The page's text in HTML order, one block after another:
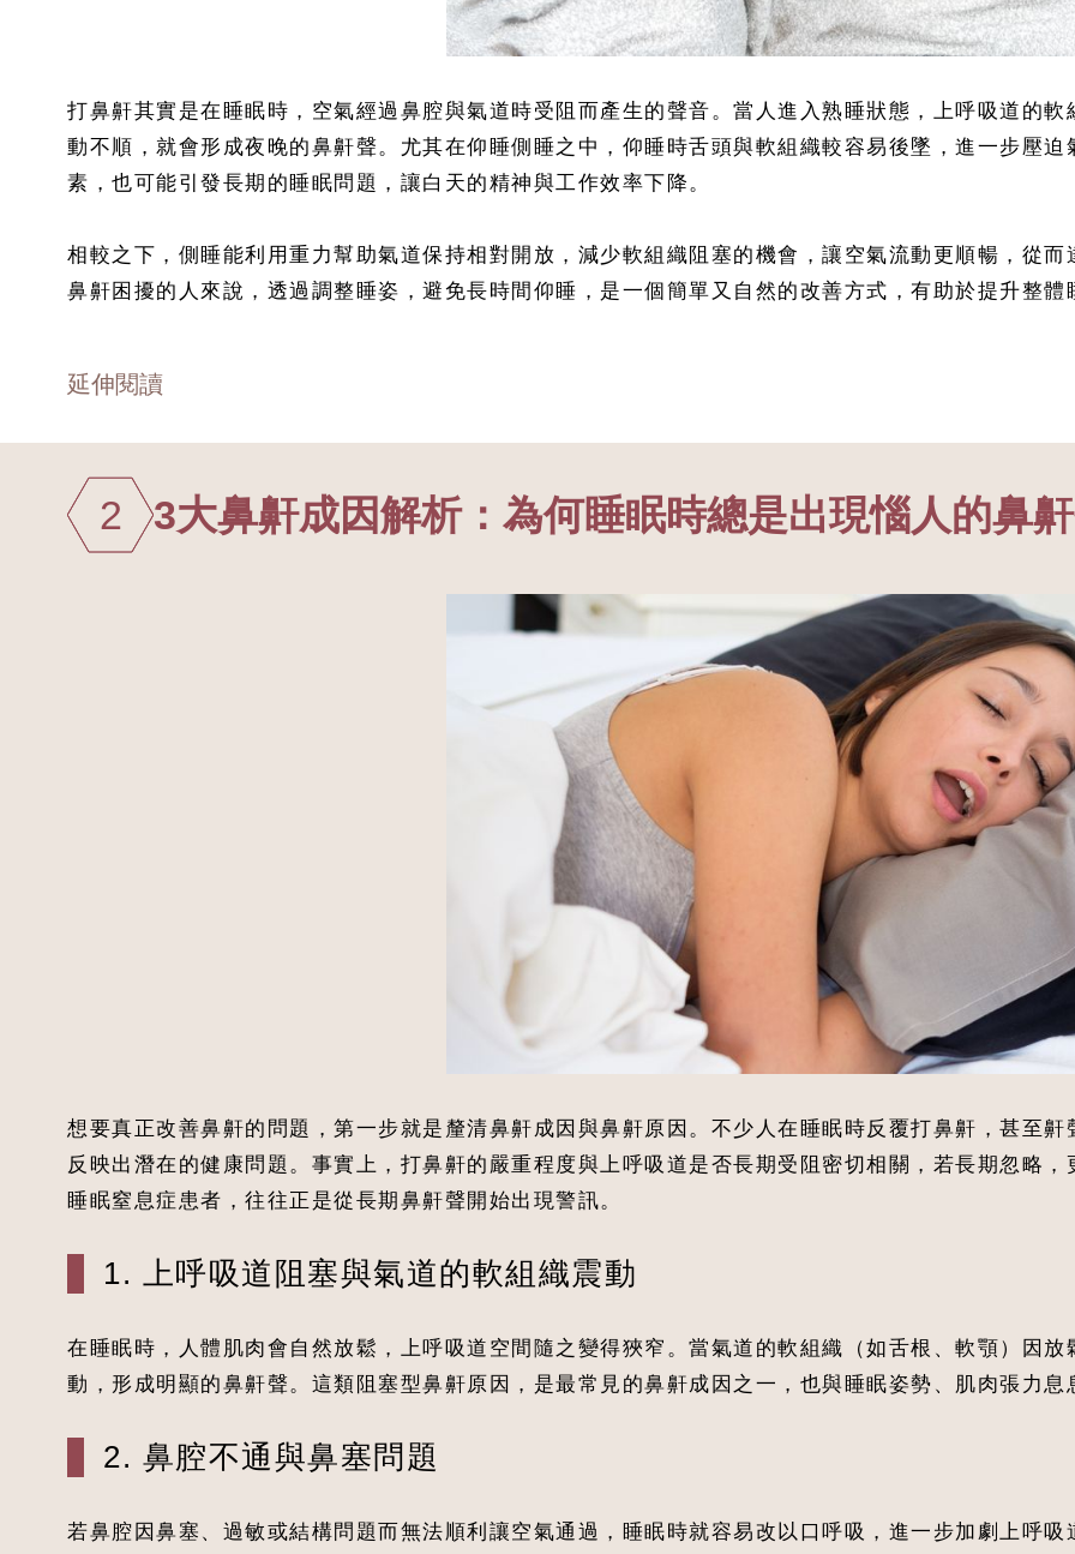
打鼻鼾其實是在睡眠時，空氣經過鼻腔與氣道時受阻而產生的聲音。當人進入熟睡狀態，上呼吸道的
動不順，就會形成夜晚的鼻鼾聲。尤其在仰睡側睡之中，仰睡時舌頭與軟組織較容易後墜，進一步壓
素，也可能引發長期的睡眠問題，讓白天的精神與工作效率下降。
相較之下，側睡能利用重力幫助氣道保持相對開放，減少軟組織阻塞的機會，讓空氣流動更順暢，從
鼻鼾困擾的人來說，透過調整睡姿，避免長時間仰睡，是一個簡單又自然的改善方式，有助於提升整
延伸閱讀
2 3大鼻鼾成因解析：為何睡眠時總是出現惱人的鼻
想要真正改善鼻鼾的問題，第一步就是釐清鼻鼾成因與鼻鼾原因。不少人在睡眠時反覆打鼻鼾，甚至
反映出潛在的健康問題。事實上，打鼻鼾的嚴重程度與上呼吸道是否長期受阻密切相關，若長期忽略
睡眠窒息症患者，往往正是從長期鼻鼾聲開始出現警訊。
1. 上呼吸道阻塞與氣道的軟組織震動
在睡眠時，人體肌肉會自然放鬆，上呼吸道空間隨之變得狹窄。當氣道的軟組織（如舌根、軟顎）因
動，形成明顯的鼻鼾聲。這類阻塞型鼻鼾原因，是最常見的鼻鼾成因之一，也與睡眠姿勢、肌肉張力息
2. 鼻腔不通與鼻塞問題
若鼻腔因鼻塞、過敏或結構問題而無法順利讓空氣通過，睡眠時就容易改以口呼吸，進一步加劇上呼